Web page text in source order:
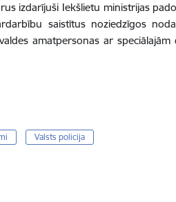
izdarījuši Iekšlietu ministrijas
saistītus noziedzīgos
amatpersonas ar speciālajām
Valsts policija